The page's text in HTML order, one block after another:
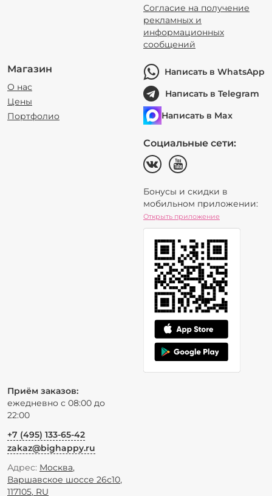
Согласие на получение
рекламных и
информационных
сообщений
Магазин
О нас
Цены
Портфолио
Написать в WhatsApp
Написать в Telegram
Написать в Max
Социальные сети:
Бонусы и скидки в
мобильном приложении:
Открыть приложение
Приём заказов:
ежедневно с 08:00 до
22:00
+7 (495) 133-65-42
zakaz@bighappy.ru
Адрес: Москва,
Варшавское шоссе 26с10,
117105, RU